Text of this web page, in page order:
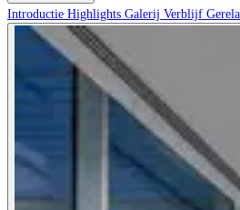
Introductie Highlights Galerij Verblijf